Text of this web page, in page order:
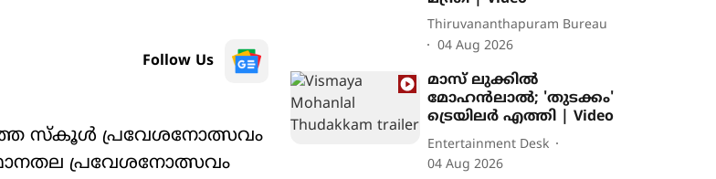
Follow Us
സ്കൂൾ പ്രവേശനോത്സവം
പ്രവേശനോത്സവം
Thiruvananthapuram Bureau
04 Aug 2026
മാസ് ലുക്കിൽ
മോഹൻലാൽ; 'തുടക്കം'
ട്രെയിലർ എത്തി | Video
Entertainment Desk
04 Aug 2026